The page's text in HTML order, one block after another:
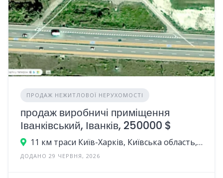
ПРОДАЖ НЕЖИТЛОВОЇ НЕРУХОМОСТІ
продаж виробничі приміщення
Іванківський, Іванків, 250000 $
11 км траси Київ-Харків, Київська область, Україна
ДОДАНО 29 ЧЕРВНЯ, 2026